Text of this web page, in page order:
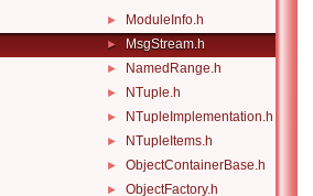
► ModuleInfo.h
► MsgStream.h
► NamedRange.h
► NTuple.h
► NTupleImplementation.h
► NTupleItems.h
► ObjectContainerBase.h
► ObjectFactory.h